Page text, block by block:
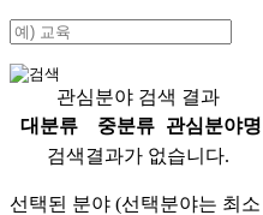
관심분야 검색 결과
대분류
중분류
관심분야명
검색결과가 없습니다.
선택된 분야 (선택분야는 최